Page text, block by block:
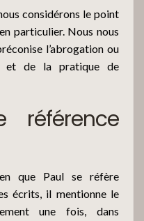
considérons le point
particulier. Nous nous
l’abrogation ou
et de la pratique de
référence
que Paul se réfère
écrits, il mentionne le
une fois, dans